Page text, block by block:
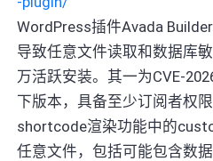
WordPress插件Avada
导致任意文件读取和数据库
万活跃安装。其一为CVE-
下版本，具备至少订阅者权
shortcode渲染功能中的
任意文件，包括可能包含数